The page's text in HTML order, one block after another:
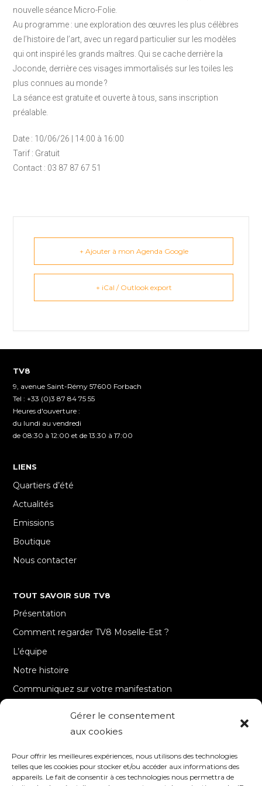
Gérer le consentement
aux cookies
Pour offrir les meilleures expériences, nous utilisons des technologies
telles que les cookies pour stocker et/ou accéder aux informations des
appareils. Le fait de consentir à ces technologies nous permettra de
nouvelle séance Micro-Folie.
Au programme : une exploration des œuvres les plus célèbres
de l’histoire de l’art, avec un regard particulier sur les modèles
qui ont inspiré les grands maîtres. Qui se cache derrière la
Joconde, derrière ces visages immortalisés sur les toiles les
plus connues au monde ?
La séance est gratuite et ouverte à tous, sans inscription
préalable.
Date : 10/06/26 | 14:00 à 16:00
Tarif : Gratuit
Contact : 03 87 87 67 51
+ Ajouter à mon Agenda Google
+ iCal / Outlook export
TV8
9, avenue Saint-Rémy 57600 Forbach
Tel : +33 (0)3 87 84 75 55
Heures d'ouverture :
du lundi au vendredi
de 08:30 à 12:00 et de 13:30 à 17:00
LIENS
Quartiers d’été
Actualités
Emissions
Boutique
Nous contacter
TOUT SAVOIR SUR TV8
Présentation
Comment regarder TV8 Moselle-Est ?
L’équipe
Notre histoire
Communiquez sur votre manifestation
Contact
Mentions Légales / Crédits